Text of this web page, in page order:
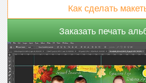
Как сделать
Заказать печать